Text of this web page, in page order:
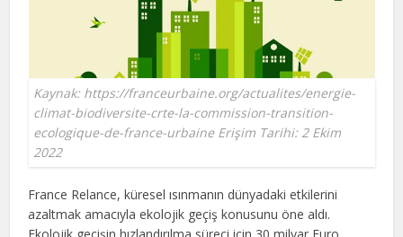
Kaynak: https://franceurbaine.org/actualites/energie-
climat-biodiversite-crte-la-commission-transition-
ecologique-de-france-urbaine Erişim Tarihi: 2 Ekim
2022
France Relance, küresel ısınmanın dünyadaki etkilerini
azaltmak amacıyla ekolojik geçiş konusunu öne aldı.